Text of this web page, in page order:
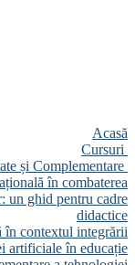
Acasă
Cursuri
și Complementare
în combaterea
un ghid pentru cadre
didactice
în contextul integrării
artificiale în educație